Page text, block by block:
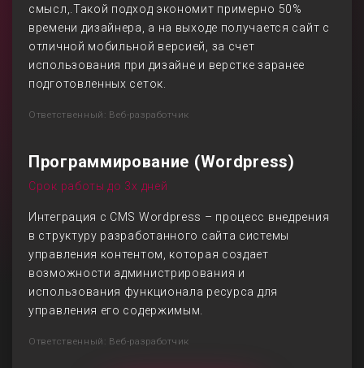
смысл,.Такой подход экономит примерно 50%
времени дизайнера, а на выходе получается сайт с
отличной мобильной версией, за счет
использования при дизайне и верстке заранее
подготовленных сеток.
Ответственный: Веб-разработчик
Программирование (Wordpress)
Срок работы до 3х дней
Интеграция с CMS Wordpress – процесс внедрения
в структуру разработанного сайта системы
управления контентом, которая создает
возможности администрирования и
использования функционала ресурса для
управления его содержимым.
Ответственный: Веб-разработчик